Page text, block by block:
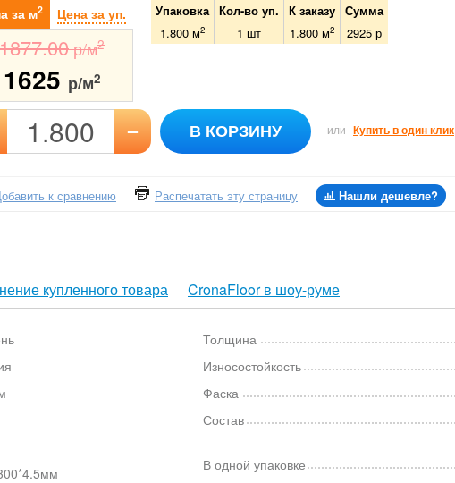
за м2 Цена за уп.
1877.00р/м2
1625 р/м2
Упаковка Кол-во уп. К заказу Сумма
1.800 м2 1 шт 1.800 м2 2925 р
– В КОРЗИНУ или Купить в один клик
к сравнению Распечатать эту страницу Нашли дешевле?
купленного товара CronaFloor в шоу-руме
Толщина
Износостойкость
Фаска
Состав
В одной упаковке